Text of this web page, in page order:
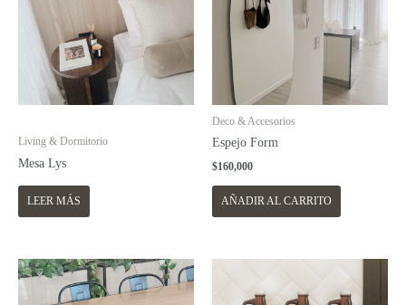
Living & Dormitorio
Mesa Lys
LEER MÁS
Deco & Accesorios
Espejo Form
$160,000
AÑADIR AL CARRITO